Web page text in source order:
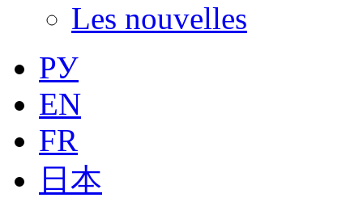
Les nouvelles
РУ
EN
FR
日本